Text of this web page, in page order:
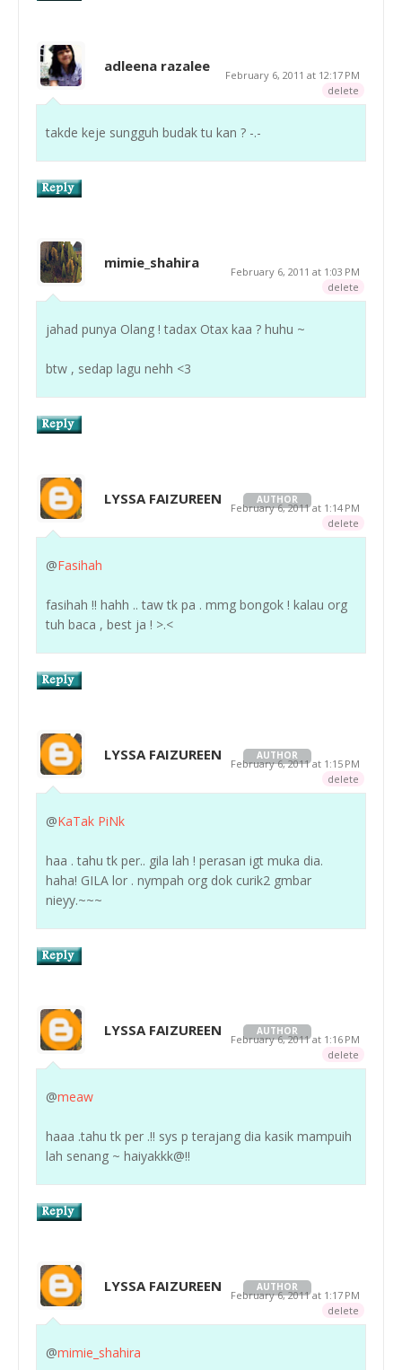
adleena razalee
February 6, 2011 at 12:17 PM
delete
takde keje sungguh budak tu kan ? -.-
mimie_shahira
February 6, 2011 at 1:03 PM
delete
jahad punya Olang ! tadax Otax kaa ? huhu ~
btw , sedap lagu nehh <3
LYSSA FAIZUREEN AUTHOR
February 6, 2011 at 1:14 PM
delete
@Fasihah
fasihah !! hahh .. taw tk pa . mmg bongok ! kalau org
tuh baca , best ja ! >.<
LYSSA FAIZUREEN AUTHOR
February 6, 2011 at 1:15 PM
delete
@KaTak PiNk
haa . tahu tk per.. gila lah ! perasan igt muka dia.
haha! GILA lor . nympah org dok curik2 gmbar
nieyy.~~~
LYSSA FAIZUREEN AUTHOR
February 6, 2011 at 1:16 PM
delete
@meaw
haaa .tahu tk per .!! sys p terajang dia kasik mampuih
lah senang ~ haiyakkk@!!
LYSSA FAIZUREEN AUTHOR
February 6, 2011 at 1:17 PM
delete
@mimie_shahira